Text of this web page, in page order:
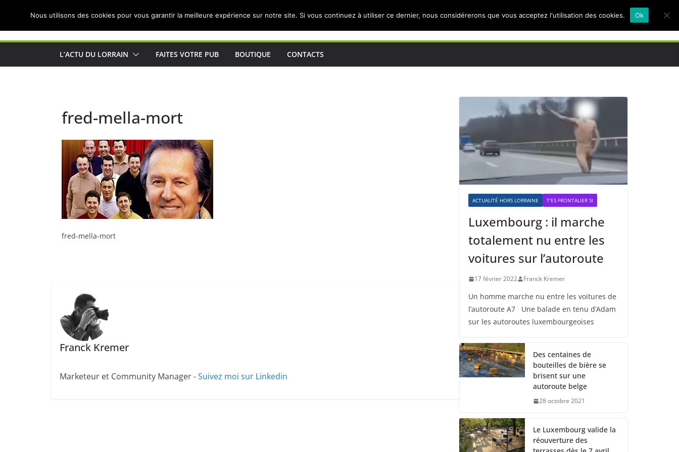
Actualités de Lorraine pour les Lorrains
L’ACTU DU LORRAIN FAITES VOTRE PUB BOUTIQUE CONTACTS
fred-mella-mort
fred-mella-mort
Franck Kremer
Marketeur et Community Manager -Suivez moi sur Linkedin
ACTUALITÉ HORS LORRAINE T'ES FRONTALIER SI
Luxembourg : il marche
totalement nu entre les
voitures sur l’autoroute
17 février 2022 Franck Kremer
Un homme marche nu entre les voitures de
l’autoroute A7 Une balade en tenu d’Adam
sur les autoroutes luxembourgeoises
Des centaines de
bouteilles de bière se
brisent sur une
autoroute belge
28 octobre 2021
Le Luxembourg valide la
réouverture des
Nous utilisons des cookies pour vous garantir la meilleure expérience sur notre site. Si vous continuez à utiliser ce dernier, nous considérerons que vous acceptez l'utilisation des cookies. Ok